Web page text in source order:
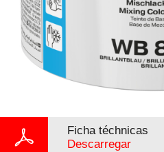
Ficha téchnicas
Descarregar